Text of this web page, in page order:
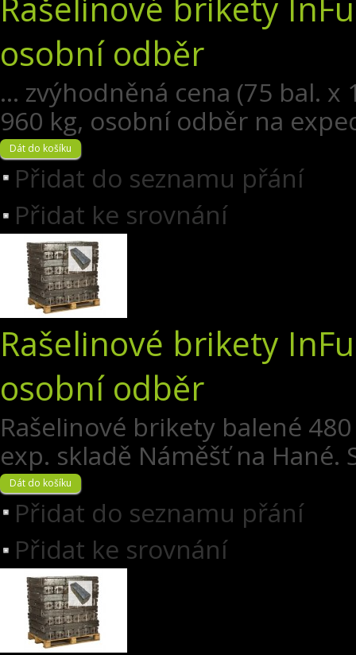
osobní odběr
... zvýhodněná cena (75 bal. x
960 kg, osobní odběr na
Přidat do seznamu přání
Přidat ke srovnání
Rašelinové brikety
osobní odběr
Rašelinové brikety balené
exp. skladě Náměšť na Hané.
Přidat do seznamu přání
Přidat ke srovnání